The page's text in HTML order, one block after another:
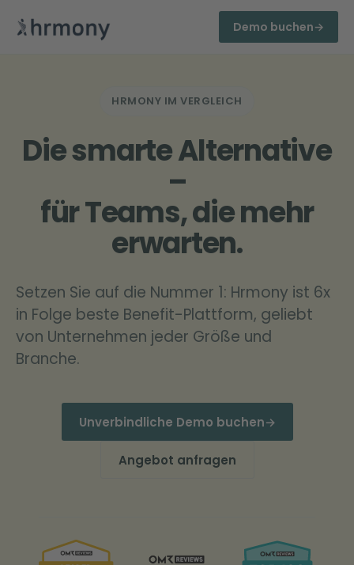
Demo buchen→
HRMONY IM VERGLEICH
DiesmarteAlternative
–
für Teams, die mehr
erwarten.
Setzen Sie auf die Nummer 1: Hrmony ist 6x
in Folge beste Benefit-Plattform, geliebt
von Unternehmen jeder Größe und
Branche.
Unverbindliche Demo buchen→
Angebot anfragen